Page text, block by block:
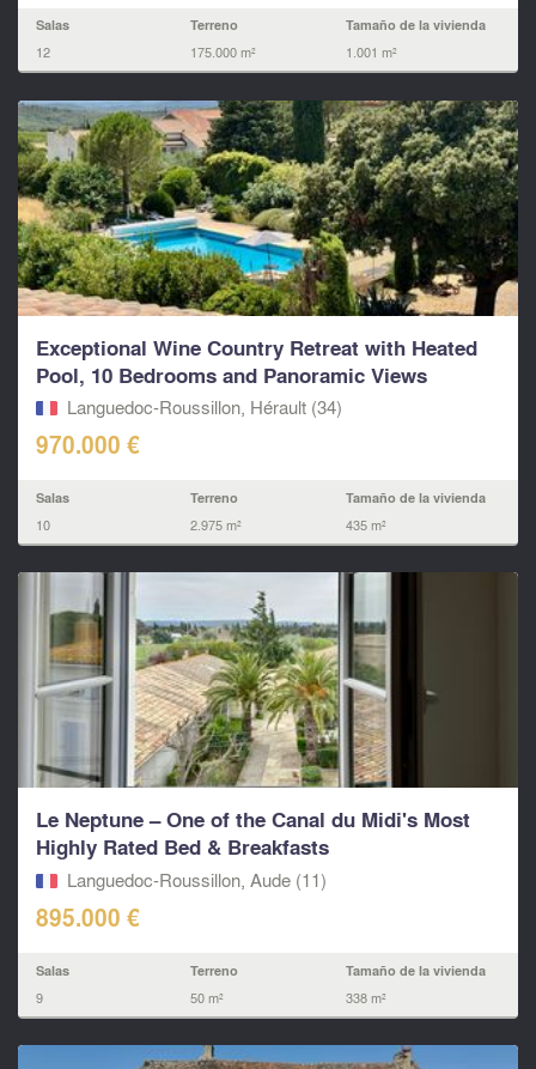
Salas
12
Terreno
175.000 m²
Tamaño de la vivienda
1.001 m²
Exceptional Wine Country Retreat with Heated
Pool, 10 Bedrooms and Panoramic Views
Languedoc-Roussillon, Hérault (34)
970.000 €
Salas
10
Terreno
2.975 m²
Tamaño de la vivienda
435 m²
Le Neptune – One of the Canal du Midi's Most
Highly Rated Bed & Breakfasts
Languedoc-Roussillon, Aude (11)
895.000 €
Salas
9
Terreno
50 m²
Tamaño de la vivienda
338 m²